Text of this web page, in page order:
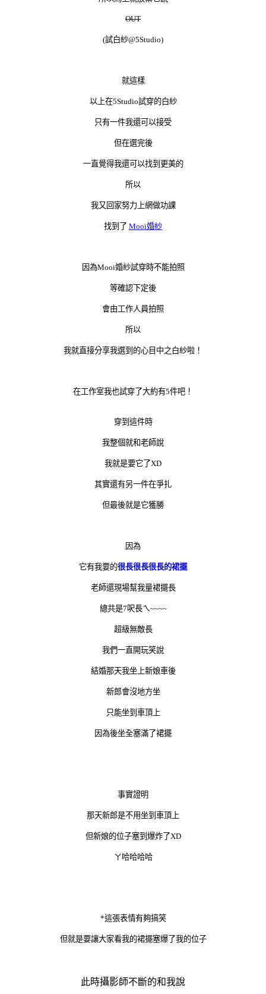
OUT
(試白紗@5Studio)
就這樣
以上在5Studio試穿的白紗
只有一件我還可以接受
但在選完後
一直覺得我還可以找到更美的
所以
我又回家努力上網做功課
找到了 Mooi婚紗
因為Mooi婚紗試穿時不能拍照
等確認下定後
會由工作人員拍照
所以
我就直接分享我選到的心目中之白紗啦！
在工作室我也試穿了大約有5件吧！
穿到這件時
我整個就和老師說
我就是要它了XD
其實還有另一件在爭扎
但最後就是它獲勝
因為
它有我要的很長很長很長的裙擺
老師還現場幫我量裙擺長
總共是7呎長ㄟ~~~~
超級無敵長
我們一直開玩笑說
結婚那天我坐上新娘車後
新郎會沒地方坐
只能坐到車頂上
因為後坐全塞滿了裙擺
事實證明
那天新郎是不用坐到車頂上
但新娘的位子塞到爆炸了XD
ㄚ哈哈哈哈
*這張表情有夠搞笑
但就是要讓大家看我的裙擺塞爆了我的位子
此時攝影師不斷的和我說